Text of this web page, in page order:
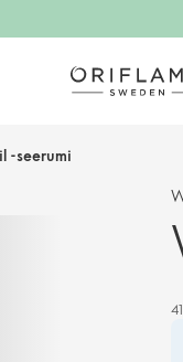
-seerumi